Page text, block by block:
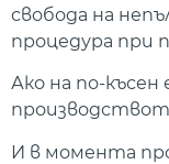
свобода на
процедура при
Ако на по-
И в момента